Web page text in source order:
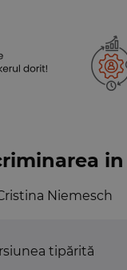
Niemesch
tipărită